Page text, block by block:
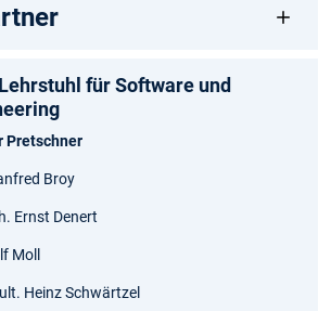
für Software und
Pretschner
Broy
Ernst Denert
Moll
Heinz Schwärtzel